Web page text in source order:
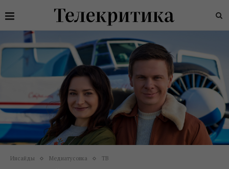
Инсайды Медиатусовка ТВ